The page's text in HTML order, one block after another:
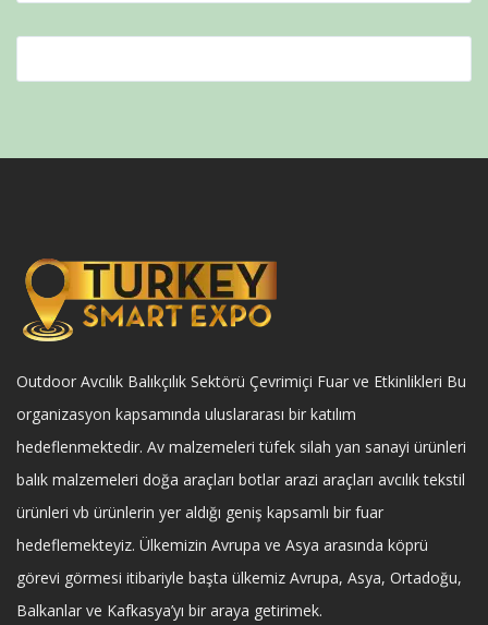
Outdoor Avcılık Balıkçılık Sektörü Çevrimiçi Fuar ve Etkinlikleri Bu
organizasyon kapsamında uluslararası bir katılım
hedeflenmektedir. Av malzemeleri tüfek silah yan sanayi ürünleri
balık malzemeleri doğa araçları botlar arazi araçları avcılık tekstil
ürünleri vb ürünlerin yer aldığı geniş kapsamlı bir fuar
hedeflemekteyiz. Ülkemizin Avrupa ve Asya arasında köprü
görevi görmesi itibariyle başta ülkemiz Avrupa, Asya, Ortadoğu,
Balkanlar ve Kafkasya’yı bir araya getirimek.